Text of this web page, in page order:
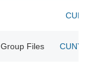
Group Files CUNY